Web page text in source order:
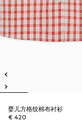
婴儿方格纹棉布衬衫
€ 420